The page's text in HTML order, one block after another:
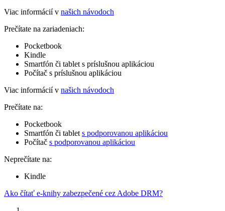
Viac informácií v našich návodoch
Prečítate na zariadeniach:
Pocketbook
Kindle
Smartfón či tablet s príslušnou aplikáciou
Počítač s príslušnou aplikáciou
Viac informácií v našich návodoch
Prečítate na:
Pocketbook
Smartfón či tablet s podporovanou aplikáciou
Počítač s podporovanou aplikáciou
Neprečítate na:
Kindle
Ako čítať e-knihy zabezpečené cez Adobe DRM?